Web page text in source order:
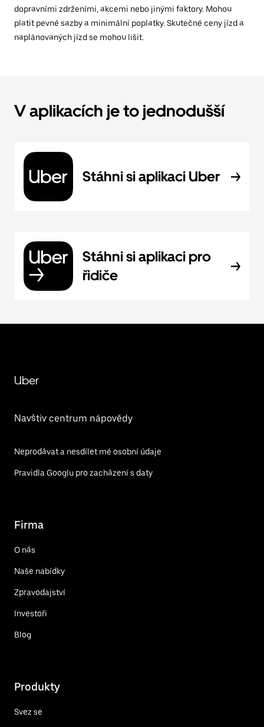
dopravními zdrženími, akcemi nebo jinými faktory. Mohou
platit pevné sazby a minimální poplatky. Skutečné ceny jízd a
naplánovaných jízd se mohou lišit.
V aplikacích je to jednodušší
Stáhni si aplikaci Uber
Stáhni si aplikaci pro
řidiče
Uber
Navštiv centrum nápovědy
Neprodávat a nesdílet mé osobní údaje
Pravidla Googlu pro zacházení s daty
Firma
O nás
Naše nabídky
Zpravodajství
Investoři
Blog
Produkty
Svez se